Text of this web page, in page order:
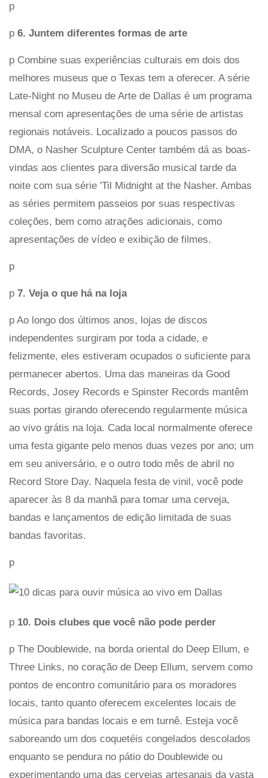
p
p 6. Juntem diferentes formas de arte
p Combine suas experiências culturais em dois dos
melhores museus que o Texas tem a oferecer. A série
Late-Night no Museu de Arte de Dallas é um programa
mensal com apresentações de uma série de artistas
regionais notáveis. Localizado a poucos passos do
DMA, o Nasher Sculpture Center também dá as boas-
vindas aos clientes para diversão musical tarde da
noite com sua série 'Til Midnight at the Nasher. Ambas
as séries permitem passeios por suas respectivas
coleções, bem como atrações adicionais, como
apresentações de vídeo e exibição de filmes.
p
p 7. Veja o que há na loja
p Ao longo dos últimos anos, lojas de discos
independentes surgiram por toda a cidade, e
felizmente, eles estiveram ocupados o suficiente para
permanecer abertos. Uma das maneiras da Good
Records, Josey Records e Spinster Records mantêm
suas portas girando oferecendo regularmente música
ao vivo grátis na loja. Cada local normalmente oferece
uma festa gigante pelo menos duas vezes por ano; um
em seu aniversário, e o outro todo mês de abril no
Record Store Day. Naquela festa de vinil, você pode
aparecer às 8 da manhã para tomar uma cerveja,
bandas e lançamentos de edição limitada de suas
bandas favoritas.
p
p 10. Dois clubes que você não pode perder
p The Doublewide, na borda oriental do Deep Ellum, e
Three Links, no coração de Deep Ellum, servem como
pontos de encontro comunitário para os moradores
locais, tanto quanto oferecem excelentes locais de
música para bandas locais e em turnê. Esteja você
saboreando um dos coquetéis congelados descolados
enquanto se pendura no pátio do Doublewide ou
experimentando uma das cervejas artesanais da vasta